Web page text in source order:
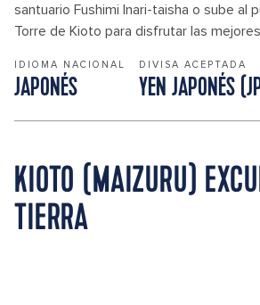
santuario Fushimi Inari-taisha o sube al
Torre de Kioto para disfrutar las
IDIOMA NACIONAL
JAPONÉS
DIVISA ACEPTADA
YEN JAPONÉS
KIOTO (MAIZURU)
TIERRA